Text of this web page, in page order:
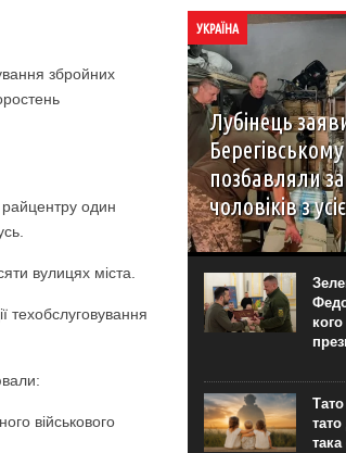
збройних
райцентру один
вулицях міста.
техобслуговування
військового
УКРАЇНА
Лубінець
позбавляли
чоловіків з
Під час
РТЦК та СП
Верховної Ради з
Закарпатській
зафіксував масові